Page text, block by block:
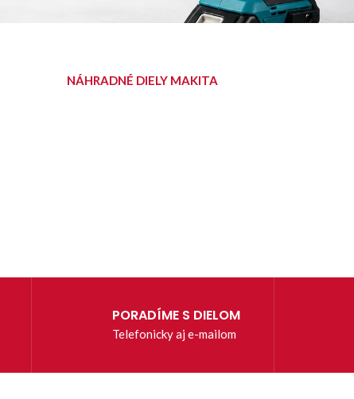
NÁHRADNÉ DIELY MAKITA
PORADÍME S DIELOM
Telefonicky aj e-mailom